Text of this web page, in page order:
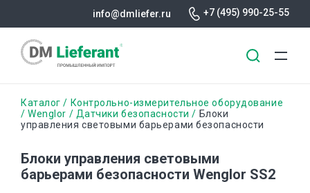
основному
info@dmliefer.ru +7 (495) 990-25-55
Строка
навигации
Каталог
Контрольно-измерительное оборудование
Wenglor
Датчики безопасности
Блоки
управления световыми барьерами безопасности
Блоки управления световыми
барьерами безопасности Wenglor SS2